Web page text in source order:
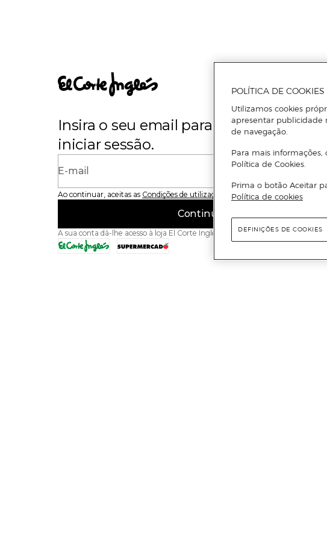
Insira o seu email para se registar ou
iniciar sessão.
E-mail
Ao continuar, aceitas as Condições de utilização do site
Continuar
A sua conta dá-lhe acesso à loja El Corte Inglés e ao Supermercado El Corte
POLÍTICA DE COOKIES
Utilizamos cookies
apresentar publicidade
de navegação.
Para mais informações,
Política de Cookies.
Prima o botão Aceitar
Política de cookies
DEFINIÇÕES DE COOKIES